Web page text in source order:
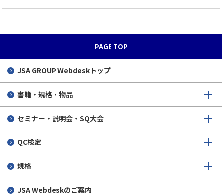
PAGE TOP
JSA GROUP Webdeskトップ
書籍・規格・物品
セミナー・説明会・SQ大会
QC検定
規格
JSA Webdeskのご案内